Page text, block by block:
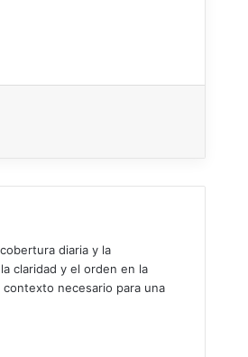
diaria y la
claridad y el orden en la
necesario para una